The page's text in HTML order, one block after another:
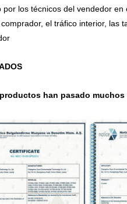
por los técnicos del vendedor
el tráfico interior, las
han pasado